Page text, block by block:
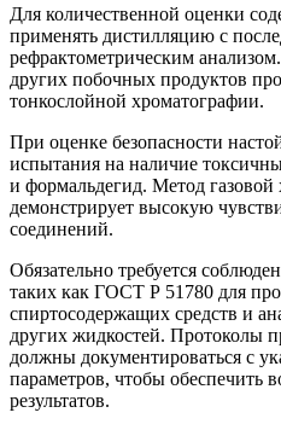
Для количественной оценки
применять дистилляцию с
рефрактометрическим
других побочных продуктов
тонкослойной хроматографии.
При оценке безопасности
испытания на наличие
и формальдегид. Метод газовой
демонстрирует высокую
соединений.
Обязательно требуется
таких как ГОСТ Р 51780 для
спиртосодержащих средств и
других жидкостей. Протоколы
должны документироваться с
параметров, чтобы обеспечить
результатов.